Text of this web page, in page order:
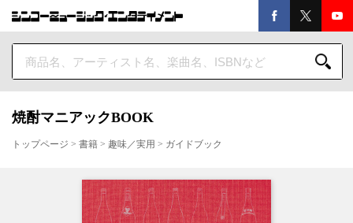
焼酎マニアックBOOK
トップページ > 書籍 > 趣味／実用 > ガイドブック